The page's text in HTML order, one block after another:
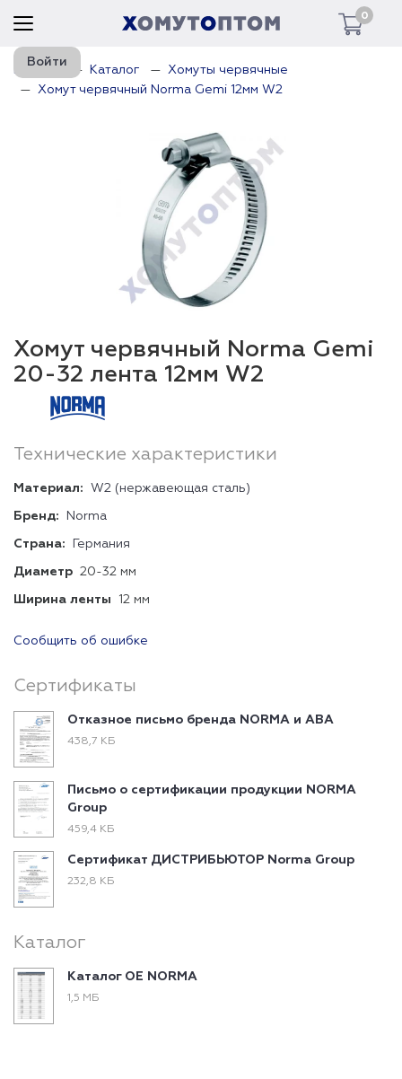
0
Войти
Главная Каталог
Хомуты червячные
Хомут червячный Norma Gemi 12мм W2
Хомут червячный Norma Gemi
20-32 лента 12мм W2
Технические характеристики
Материал: W2 (нержавеющая сталь)
Бренд: Norma
Страна: Германия
Диаметр 20-32 мм
Ширина ленты 12 мм
Сообщить об ошибке
Сертификаты
Отказное письмо бренда NORMA и ABA
438,7 КБ
Письмо о сертификации продукции NORMA
Group
459,4 КБ
Сертификат ДИСТРИБЬЮТОР Norma Group
232,8 КБ
Каталог
Каталог ОЕ NORMA
1,5 МБ